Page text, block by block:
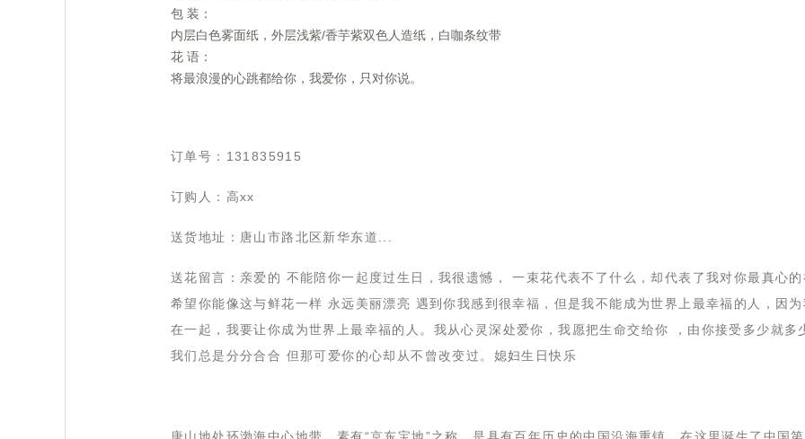
包 装：
内层白色雾面纸，外层浅紫/香芋紫双色人造纸，白咖条纹带
花 语：
将最浪漫的心跳都给你，我爱你，只对你说。
订单号：131835915
订购人：高xx
送货地址：唐山市路北区新华东道...
送花留言：亲爱的 不能陪你一起度过生日，我很遗憾， 一束花代表不了什么，却代表了我对你最真心的
希望你能像这与鲜花一样 永远美丽漂亮 遇到你我感到很幸福，但是我不能成为世界上最幸福的人，因为
在一起，我要让你成为世界上最幸福的人。我从心灵深处爱你，我愿把生命交给你 ，由你接受多少就多
我们总是分分合合 但那可爱你的心却从不曾改变过。媳妇生日快乐